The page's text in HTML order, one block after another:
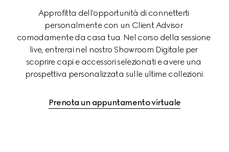
Approfitta dell'opportunità di connetterti
personalmente con un Client Advisor
comodamente da casa tua. Nel corso della sessione
live, entrerai nel nostro Showroom Digitale per
scoprire capi e accessori selezionati e avere una
prospettiva personalizzata sulle ultime collezioni.
Prenota un appuntamento virtuale